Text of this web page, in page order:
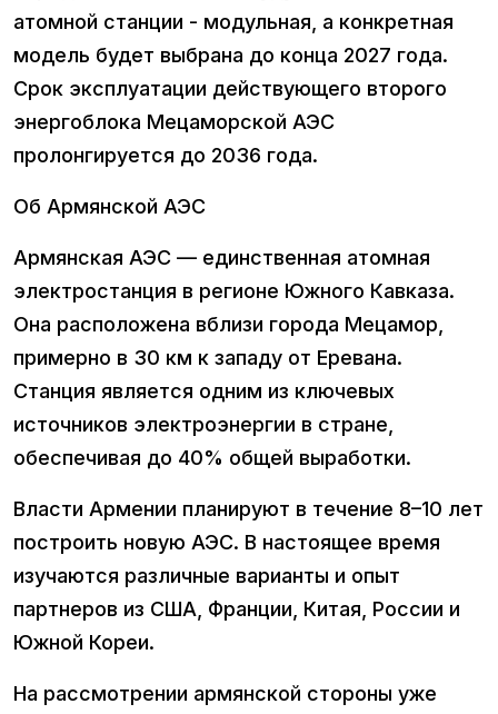
атомной станции - модульная, а конкретная
модель будет выбрана до конца 2027 года.
Срок эксплуатации действующего второго
энергоблока Мецаморской АЭС
пролонгируется до 2036 года.
Об Армянской АЭС
Армянская АЭС — единственная атомная
электростанция в регионе Южного Кавказа.
Она расположена вблизи города Мецамор,
примерно в 30 км к западу от Еревана.
Станция является одним из ключевых
источников электроэнергии в стране,
обеспечивая до 40% общей выработки.
Власти Армении планируют в течение 8–10 лет
построить новую АЭС. В настоящее время
изучаются различные варианты и опыт
партнеров из США, Франции, Китая, России и
Южной Кореи.
На рассмотрении армянской стороны уже